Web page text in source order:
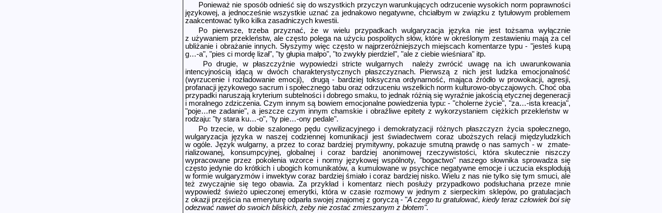
Ponieważ nie sposób odnieść się do wszystkich przyczyn warunkujących odrzucenie wysokich norm poprawności
językowej, a jednocześnie wszystkie uznać za jednakowo negatywne, chciałbym w związku z tytułowym problemem
zaakcentować tylko kilka zasadniczych kwestii.
Po pierwsze, trzeba przyznać, że w wielu przypadkach wulgaryzacja języka nie jest tożsama wyłącznie
z używaniem przekleństw, ale często polega na użyciu pospolitych słów, które w określonym zestawieniu mają za cel
ubliżanie i obrażanie innych. Słyszymy więc często w najprzeróżniejszych miejscach komentarze typu - "jesteś kupą
g…-a", "pies ci mordę lizał", "ty głupia małpo", "to zwykły pierdziel", "ale z ciebie wieśniara" itp.
Po drugie, w płaszczyźnie wypowiedzi stricte wulgarnych należy zwrócić uwagę na ich uwarunkowania
intencyjnością idącą w dwóch charakte­rystycznych płaszczyznach. Pierwszą z nich jest ludzka emocjonalność
(wyrzucenie i rozładowanie emocji), drugą - bardziej toksyczna ordynarność, mająca źródło w prowokacji, agresji,
profanacji językowego sacrum i społecznego tabu oraz odrzuceniu wszelkich norm kulturowo-obyczajowych. Choć oba
przypadki naruszają kryterium subtelności i dobrego smaku, to jednak różnią się wyraźnie jakością etycznej degeneracji
i moralnego zdziczenia. Czym innym są bowiem emocjonalne powiedzenia typu: - "cholerne życie", "za…-ista kreacja",
"poje…ne zadanie", a jeszcze czym innym chamskie i obraźliwe epitety z wykorzystaniem ciężkich przekleństw w
rodzaju: "ty stara ku…-o", "ty pie…-ony pedale".
Po trzecie, w dobie szalonego pędu cywilizacyjnego i demokratyzacji różnych płaszczyzn życia społecznego,
wulgaryzacja języka w naszej codziennej komunikacji jest świadectwem coraz uboższych relacji międzyludzkich
w ogóle. Język wulgarny, a przez to coraz bardziej prymitywny, pokazuje smutną prawdę o nas samych - w zmate­
rializowanej, konsumpcyjnej, globalnej i coraz bardziej anonimowej rzeczywistości, która skutecznie niszczy
wypracowane przez pokolenia wzorce i normy językowej wspólnoty, "bogactwo" naszego słownika sprowadza się
często jedynie do krótkich i ubogich komunikatów, a kumulowane w psychice negatywne emocje i uczucia eksplodują
w formie wulgaryzmów i inwektyw coraz bardziej śmiało i coraz bardziej nisko. Wielu z nas nie tylko się tym smuci, ale
też zwyczajnie się tego obawia. Za przykład i komentarz niech posłuży przypadkowo podsłuchana przeze mnie
wypowiedź świeżo upieczonej emerytki, która w czasie rozmowy w jednym z sierpeckim sklepów, po gratulacjach
z okazji przejścia na emeryturę odparła swojej znajomej z goryczą - "A czego tu gratulować, kiedy teraz człowiek boi się
odezwać nawet do swoich bliskich, żeby nie zostać zmieszanym z błotem".